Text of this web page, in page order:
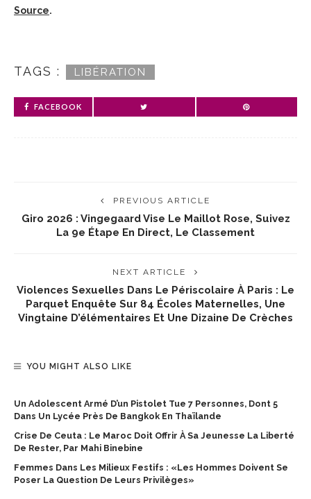
Source.
TAGS : LIBÉRATION
FACEBOOK
PREVIOUS ARTICLE
Giro 2026 : Vingegaard Vise Le Maillot Rose, Suivez
La 9e Étape En Direct, Le Classement
NEXT ARTICLE
Violences Sexuelles Dans Le Périscolaire À Paris : Le
Parquet Enquête Sur 84 Écoles Maternelles, Une
Vingtaine D’élémentaires Et Une Dizaine De Crèches
YOU MIGHT ALSO LIKE
Un Adolescent Armé D’un Pistolet Tue 7 Personnes, Dont 5
Dans Un Lycée Près De Bangkok En Thaïlande
Crise De Ceuta : Le Maroc Doit Offrir À Sa Jeunesse La Liberté
De Rester, Par Mahi Binebine
Femmes Dans Les Milieux Festifs : «Les Hommes Doivent Se
Poser La Question De Leurs Privilèges»